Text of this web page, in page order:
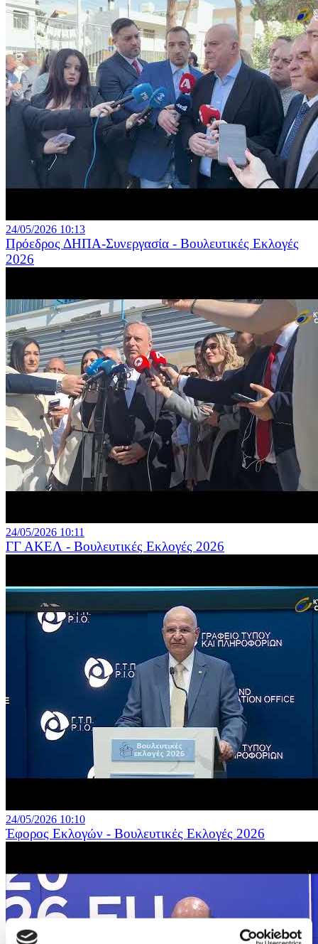
24/05/2026 10:13
Πρόεδρος ΔΗΠΑ-Συνεργασία - Βουλευτικές Εκλογές
2026
24/05/2026 10:11
ΓΓ ΑΚΕΛ - Βουλευτικές Εκλογές 2026
24/05/2026 10:10
Έφορος Εκλογών - Βουλευτικές Εκλογές 2026